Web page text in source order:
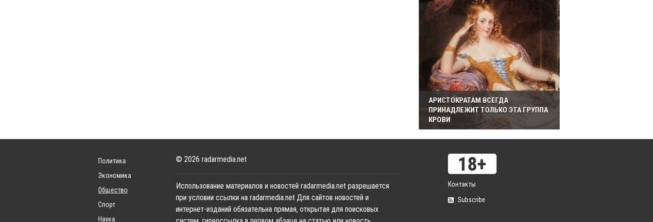
АРИСТОКРАТАМ ВСЕГДА
ПРИНАДЛЕЖИТ ТОЛЬКО ЭТА ГРУППА
КРОВИ
Политика
Экономика
Общество
Спорт
Наука
© 2026 radarmedia.net
Использование материалов и новостей radarmedia.net разрешается
при условии ссылки на radarmedia.net Для сайтов новостей и
интернет-изданий обязательна прямая, открытая для поисковых
Контакты
Subscribe